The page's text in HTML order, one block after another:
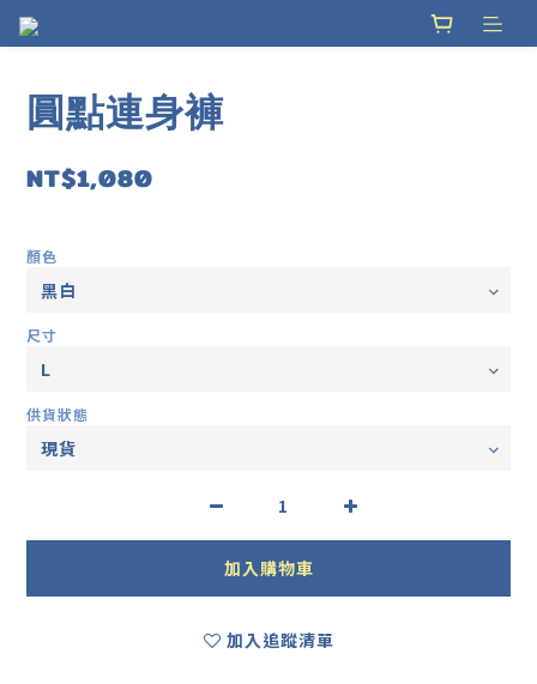
圓點連身褲
NT$1,080
顏色
尺寸
供貨狀態
加入購物車
加入追蹤清單